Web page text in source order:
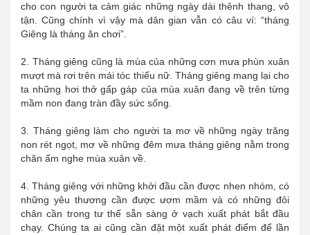
cho con người ta cảm giác những ngày dài thênh thang, vô
tận. Cũng chính vì vậy mà dân gian vẫn có câu ví: “tháng
Giêng là tháng ăn chơi”.
2. Tháng giêng cũng là mùa của những cơn mưa phùn xuân
mượt mà rơi trên mái tóc thiếu nữ. Tháng giêng mang lại cho
ta những hơi thở gấp gáp của mùa xuân đang về trên từng
mầm non đang tràn đầy sức sống.
3. Tháng giêng làm cho người ta mơ về những ngày trăng
non rét ngọt, mơ về những đêm mưa tháng giêng nằm trong
chăn ấm nghe mùa xuân về.
4. Tháng giêng với những khởi đầu cần được nhen nhóm, có
những yêu thương cần được ươm mầm và có những đôi
chân cần trong tư thế sẵn sàng ở vạch xuất phát bắt đầu
chạy. Chúng ta ai cũng cần đặt một xuất phát điểm để lần